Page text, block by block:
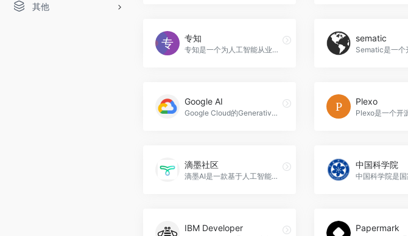
其他
专知
专知是一个为人工智能从业者提供最新资讯、学习资源和交流平台的网站，专知官网入口网址
sematic
Google AI
Google Cloud的Generative AI是一种生成式人工智能技术，可以帮助开发者快速、高效、负责任地构建具有生成能力的人工智能应用，Google AI官网入口网址
Plexo
滴墨社区
滴墨AI是一款基于人工智能技术的创作助手应用，拥有近百种绘画风格模型，能够快速生成令人惊叹的绘画作品，为创作者提供更多可能性，滴墨社区官网入口网址
中国科学院
IBM Developer Papermark